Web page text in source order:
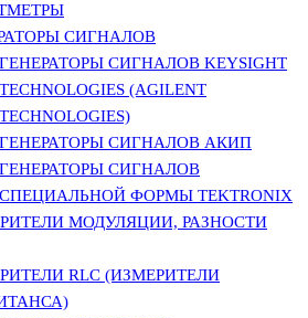
СИГНАЛОВ
ГЕНЕРАТОРЫ СИГНАЛОВ KEYSIGHT
TECHNOLOGIES (AGILENT
TECHNOLOGIES)
ГЕНЕРАТОРЫ СИГНАЛОВ АКИП
ГЕНЕРАТОРЫ СИГНАЛОВ
СПЕЦИАЛЬНОЙ ФОРМЫ TEKTRONIX
МОДУЛЯЦИИ, РАЗНОСТИ
RLC (ИЗМЕРИТЕЛИ